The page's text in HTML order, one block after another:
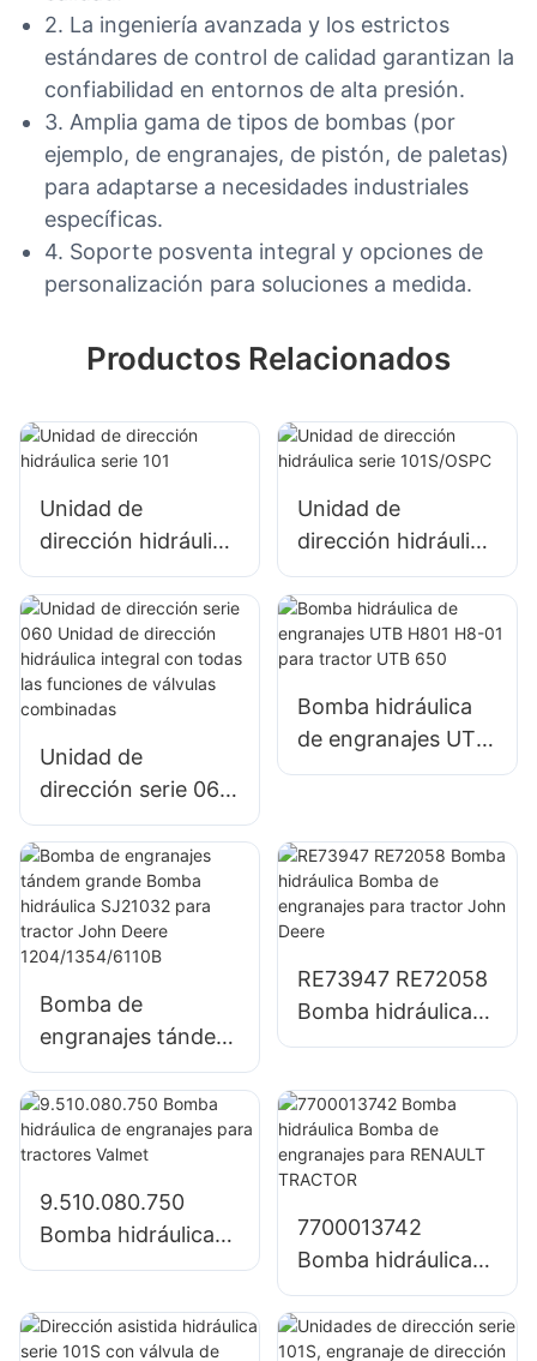
2. La ingeniería avanzada y los estrictos
estándares de control de calidad garantizan la
confiabilidad en entornos de alta presión.
3. Amplia gama de tipos de bombas (por
ejemplo, de engranajes, de pistón, de paletas)
para adaptarse a necesidades industriales
específicas.
4. Soporte posventa integral y opciones de
personalización para soluciones a medida.
Productos Relacionados
Unidad de
dirección hidráulica
serie 101
Unidad de
dirección hidráulica
serie 101S/OSPC
Unidad de
dirección serie 060
Unidad de
dirección hidráulica
integral con todas
las funciones de
válvulas
Bomba hidráulica
de engranajes UTB
H801 H8-01 para
Bomba de
engranajes tándem
grande Bomba
hidráulica SJ21032
para tractor John
Deere
1204/1354/6110B
RE73947 RE72058
Bomba hidráulica
Bomba de
tractor John Deere
9.510.080.750
Bomba hidráulica
de engranajes para
7700013742
Bomba hidráulica
Bomba de
engranajes para